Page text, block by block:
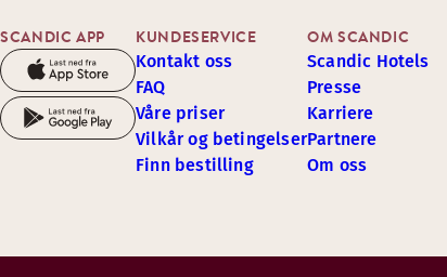
SCANDIC APP KUNDESERVICE
Kontakt oss
FAQ
Våre priser
Vilkår og betingelser
Finn bestilling
OM SCANDIC
Scandic Hotels
Presse
Karriere
Partnere
Om oss